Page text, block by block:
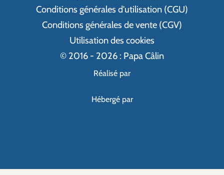
Conditions générales d'utilisation (CGU)
Conditions générales de vente (CGV)
Utilisation des cookies
© 2016 - 2026 : Papa Câlin
Réalisé par
Hébergé par